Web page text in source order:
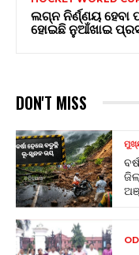
ଲଗ୍ନ ନିର୍ଣ୍ଣୟ
ହୋଇଛି ନୁଆଁଖାଇ
DON'T MISS